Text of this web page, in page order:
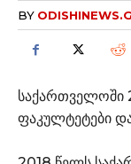
BY
საქართველოში
ფაკულტეტები